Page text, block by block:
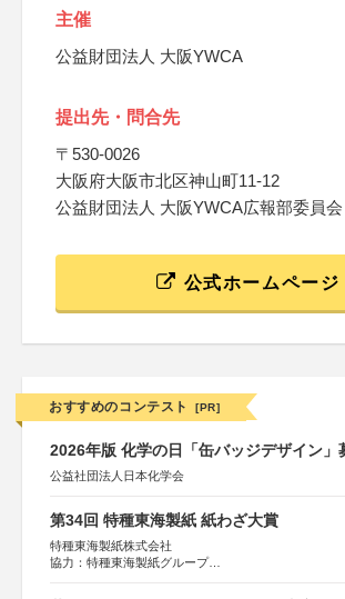
主催
公益財団法人 大阪YWCA
提出先・問合先
〒530-0026
大阪府大阪市北区神山町11-12
公益財団法人 大阪YWCA広報部委員
公式ホームページ
おすすめのコンテスト [PR]
2026年版 化学の日「缶バッジデザイン」
公益社団法人日本化学会
第34回 特種東海製紙 紙わざ大賞
特種東海製紙株式会社
協力：特種東海製紙グループ